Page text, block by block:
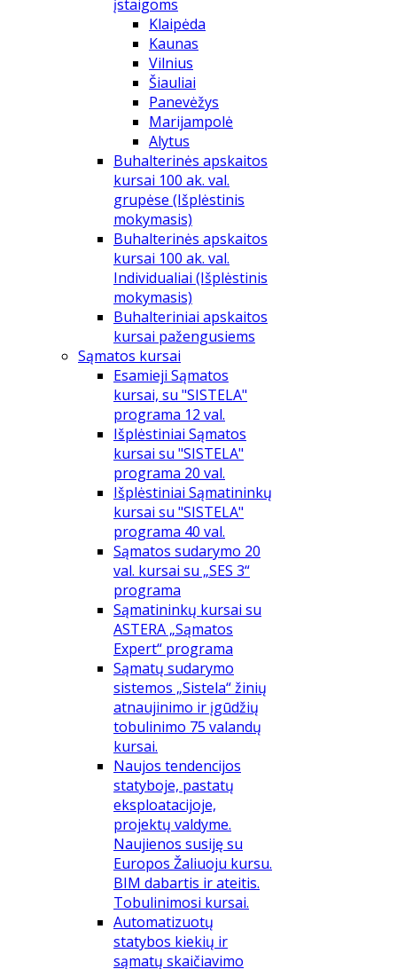
įstaigoms
Klaipėda
Kaunas
Vilnius
Šiauliai
Panevėžys
Marijampolė
Alytus
Buhalterinės apskaitos
kursai 100 ak. val.
grupėse (Išplėstinis
mokymasis)
Buhalterinės apskaitos
kursai 100 ak. val.
Individualiai (Išplėstinis
mokymasis)
Buhalteriniai apskaitos
kursai pažengusiems
Sąmatos kursai
Esamieji Sąmatos
kursai, su "SISTELA"
programa 12 val.
Išplėstiniai Sąmatos
kursai su "SISTELA"
programa 20 val.
Išplėstiniai Sąmatininkų
kursai su "SISTELA"
programa 40 val.
Sąmatos sudarymo 20
val. kursai su „SES 3“
programa
Sąmatininkų kursai su
ASTERA „Sąmatos
Expert“ programa
Sąmatų sudarymo
sistemos „Sistela“ žinių
atnaujinimo ir įgūdžių
tobulinimo 75 valandų
kursai.
Naujos tendencijos
statyboje, pastatų
eksploatacijoje,
projektų valdyme.
Naujienos susiję su
Europos Žaliuoju kursu.
BIM dabartis ir ateitis.
Tobulinimosi kursai.
Automatizuotų
statybos kiekių ir
sąmatų skaičiavimo